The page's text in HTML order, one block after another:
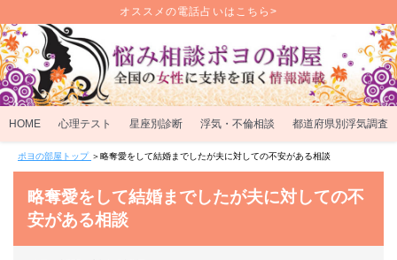
オススメの電話占いはこちら>
HOME 心理テスト 星座別診断 浮気・不倫相談 都道府県別浮気調査
ポヨの部屋トップ ＞略奪愛をして結婚までしたが夫に対しての不安がある相談
略奪愛をして結婚までしたが夫に対しての不
安がある相談